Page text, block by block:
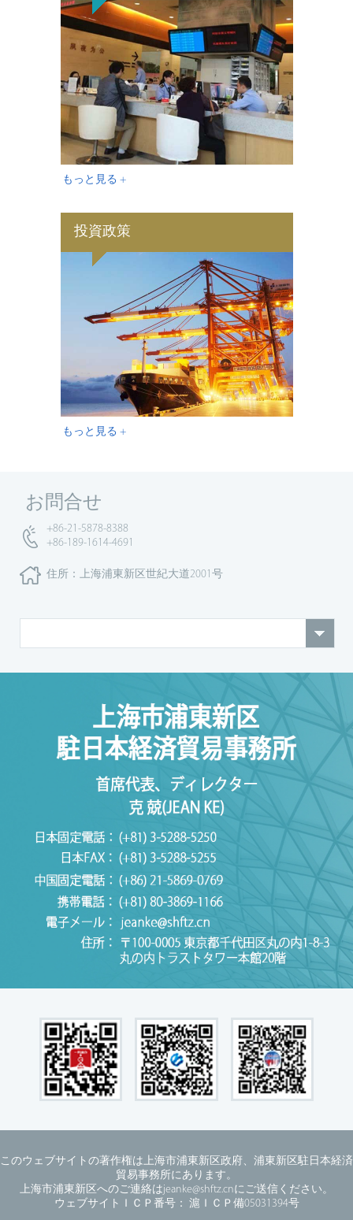
もっと見る +
投資政策
もっと見る +
お問合せ
+86-21-5878-8388
+86-189-1614-4691
住所：上海浦東新区世紀大道2001号
このウェブサイトの著作権は上海市浦東新区政府、浦東新区駐日本経済
貿易事務所にあります。
上海市浦東新区へのご連絡はjeanke@shftz.cnにご送信ください。
ウェブサイトＩＣＰ番号： 滬ＩＣＰ備05031394号